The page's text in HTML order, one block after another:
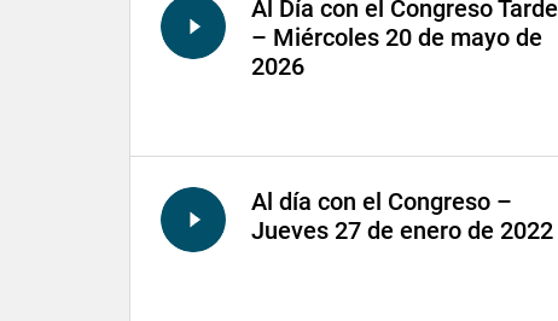
Al Día con el Congreso Tarde
– Miércoles 20 de mayo de
2026
Al día con el Congreso –
Jueves 27 de enero de 2022